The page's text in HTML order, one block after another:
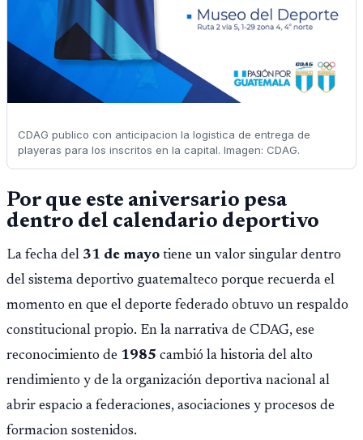
CDAG publico con anticipacion la logistica de entrega de
playeras para los inscritos en la capital. Imagen: CDAG.
Por que este aniversario pesa
dentro del calendario deportivo
La fecha del 31 de mayo tiene un valor singular dentro
del sistema deportivo guatemalteco porque recuerda el
momento en que el deporte federado obtuvo un respaldo
constitucional propio. En la narrativa de CDAG, ese
reconocimiento de 1985 cambió la historia del alto
rendimiento y de la organización deportiva nacional al
abrir espacio a federaciones, asociaciones y procesos de
formacion sostenidos.